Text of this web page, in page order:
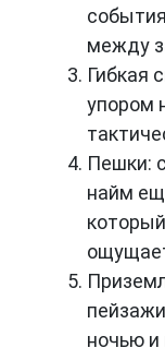
между
Гибкая
упором
Пешки:
найм
ночью и